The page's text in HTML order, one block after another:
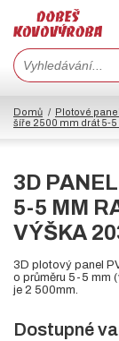
Domů Plotové
šíře 2500 mm drát 5-
3D
5-5 MM
VÝŠKA
3D plotový panel
o průměru 5-5 mm
je 2 500mm.
Dostupné